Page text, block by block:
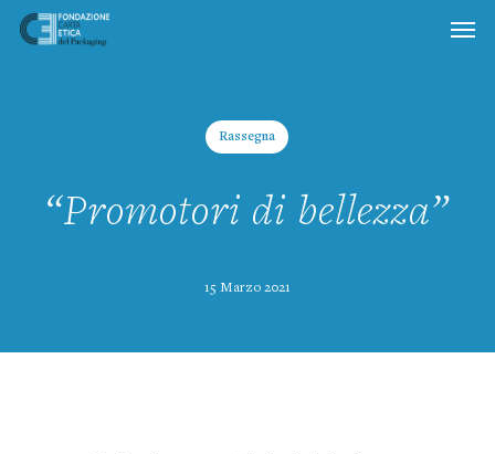
Skip
Rassegna
“Promotori di bellezza”
15 Marzo 2021